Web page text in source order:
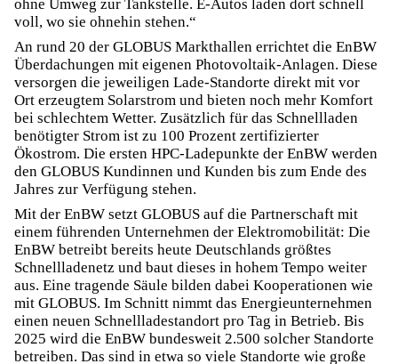
ohne Umweg zur Tankstelle. E-Autos laden dort schnell
voll, wo sie ohnehin stehen.“
An rund 20 der GLOBUS Markthallen errichtet die EnBW
Überdachungen mit eigenen Photovoltaik-Anlagen. Diese
versorgen die jeweiligen Lade-Standorte direkt mit vor
Ort erzeugtem Solarstrom und bieten noch mehr Komfort
bei schlechtem Wetter. Zusätzlich für das Schnellladen
benötigter Strom ist zu 100 Prozent zertifizierter
Ökostrom. Die ersten HPC-Ladepunkte der EnBW werden
den GLOBUS Kundinnen und Kunden bis zum Ende des
Jahres zur Verfügung stehen.
Mit der EnBW setzt GLOBUS auf die Partnerschaft mit
einem führenden Unternehmen der Elektromobilität: Die
EnBW betreibt bereits heute Deutschlands größtes
Schnellladenetz und baut dieses in hohem Tempo weiter
aus. Eine tragende Säule bilden dabei Kooperationen wie
mit GLOBUS. Im Schnitt nimmt das Energieunternehmen
einen neuen Schnellladestandort pro Tag in Betrieb. Bis
2025 wird die EnBW bundesweit 2.500 solcher Standorte
betreiben. Das sind in etwa so viele Standorte wie große